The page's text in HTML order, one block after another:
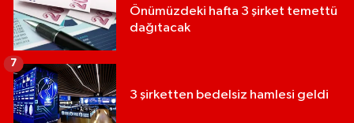
Önümüzdeki hafta 3 şirket temettü
dağıtacak
3 şirketten bedelsiz hamlesi geldi
7